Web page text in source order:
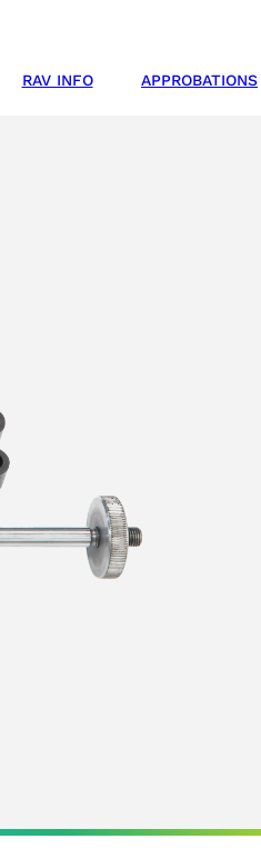
RAV INFO APPROBATIONS